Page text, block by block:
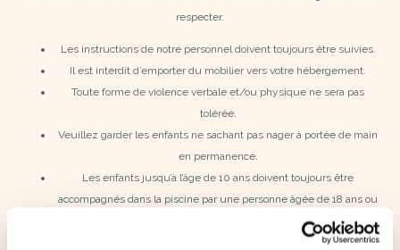
respecter.
Les instructions de notre personnel doivent toujours être suivies.
Il est interdit d’emporter du mobilier vers votre hébergement.
Toute forme de violence verbale et/ou physique ne sera pas
tolérée.
Veuillez garder les enfants ne sachant pas nager à portée de main
en permanence.
Les enfants jusqu’à l’âge de 10 ans doivent toujours être
accompagnés dans la piscine par une personne âgée de 18 ans ou
plus. Lors de l’accompagnement d’enfants sans diplôme de
natation, un maximum de deux enfants par adulte est autorisé.